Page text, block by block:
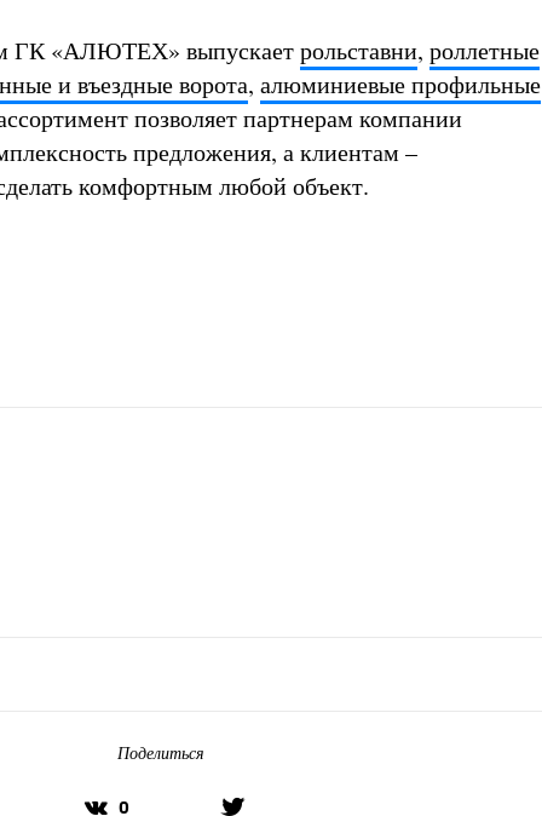
ГК «АЛЮТЕХ» выпускаетрольставни, роллетные
и въездные ворота, алюминиевые профильные
позволяет партнерам компании
предложения, а клиентам –
комфортным любой объект.
Поделиться
0